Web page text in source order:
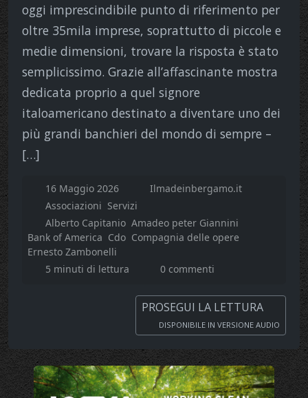
oggi imprescindibile punto di riferimento per
oltre 35mila imprese, soprattutto di piccole e
medie dimensioni, trovare la risposta è stato
semplicissimo. Grazie all’affascinante mostra
dedicata proprio a quel signore
italoamericano destinato a diventare uno dei
più grandi banchieri del mondo di sempre –
[…]
16 Maggio 2026
Ilmadeinbergamo.it
Associazioni Servizi
Alberto Capitanio Amadeo peter Giannini
Bank of America Cdo Compagnia delle opere
Ernesto Zambonelli
5 minuti di lettura
0 commenti
PROSEGUI LA LETTURA
DISPONIBILE IN VERSIONE AUDIO